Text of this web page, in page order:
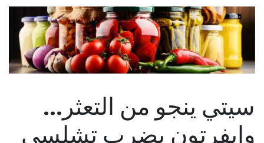
سيتي ينجو من التعثر...
وإيفرتون يضرب تشلسي